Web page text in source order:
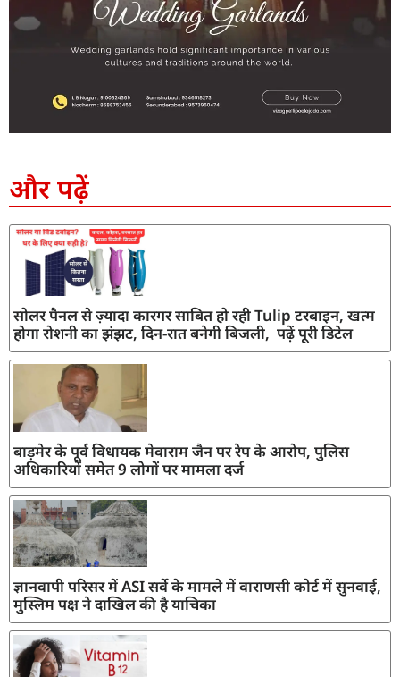
और पढ़ें
सोलर पैनल से ज़्यादा कारगर साबित हो रही Tulip टरबाइन, खत्म
होगा रोशनी का झंझट, दिन-रात बनेगी बिजली, पढ़ें पूरी डिटेल
बाड़मेर के पूर्व विधायक मेवाराम जैन पर रेप के आरोप, पुलिस
अधिकारियों समेत 9 लोगों पर मामला दर्ज
ज्ञानवापी परिसर में ASI सर्वे के मामले में वाराणसी कोर्ट में सुनवाई,
मुस्लिम पक्ष ने दाखिल की है याचिका